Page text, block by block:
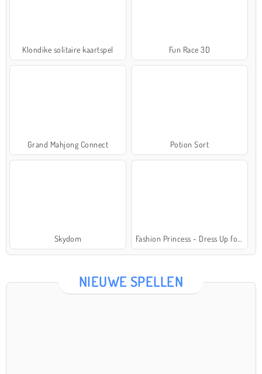
Klondike solitaire kaartspel Fun Race 3D
Grand Mahjong Connect Potion Sort
Skydom
NIEUWE SPELLEN